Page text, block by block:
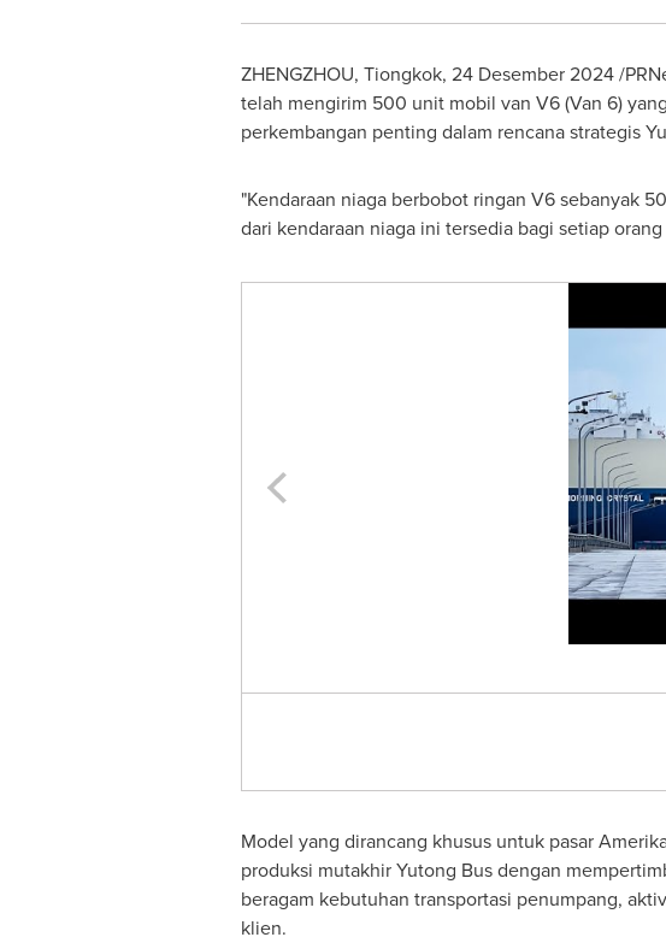
ZHENGZHOU, Tiongkok, 24 Desember 2024/
telah mengirim 500 unit mobil van V6 (Van 6)
perkembangan penting dalam rencana strategis
"Kendaraan niaga berbobot ringan V6 sebanyak
dari kendaraan niaga ini tersedia bagi setiap
Model yang dirancang khusus untuk pasar
produksi mutakhir Yutong Bus dengan
beragam kebutuhan transportasi penumpang,
klien.